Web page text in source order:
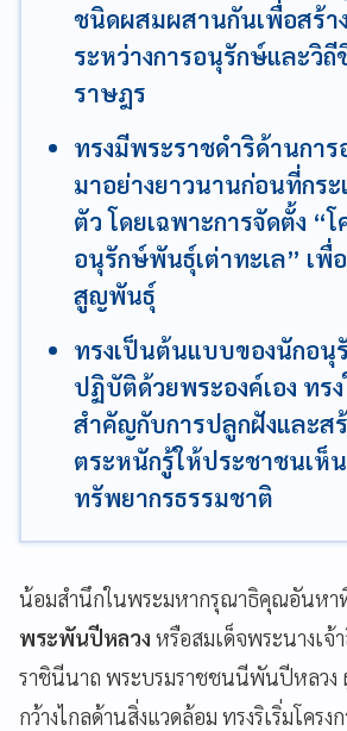
ชนิดผสมผสานกันเพื่อสร้า
ระหว่างการอนุรักษ์และวิถี
ราษฎร
ทรงมีพระราชดำริด้านกา
มาอย่างยาวนานก่อนที่กร
ตัว โดยเฉพาะการจัดตั้ง “โ
อนุรักษ์พันธุ์เต่าทะเล” เพื่
สูญพันธุ์
ทรงเป็นต้นแบบของนักอนุ
ปฏิบัติด้วยพระองค์เอง ทร
สำคัญกับการปลูกฝังและส
ตระหนักรู้ให้ประชาชนเห็
ทรัพยากรธรรมชาติ
น้อมสำนึกในพระมหากรุณาธิคุณอันหา
พระพันปีหลวง หรือสมเด็จพระนางเจ้
ราชินีนาถ พระบรมราชชนนีพันปีหลวง
กว้างไกลด้านสิ่งแวดล้อม ทรงริเริ่มโครง